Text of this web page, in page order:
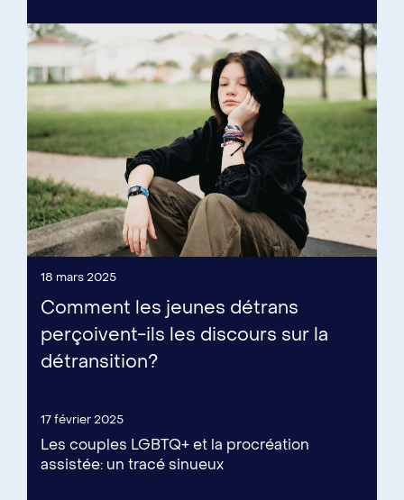
18 mars 2025
Comment les jeunes détrans
perçoivent-ils les discours sur la
détransition?
17 février 2025
Les couples LGBTQ+ et la procréation
assistée: un tracé sinueux